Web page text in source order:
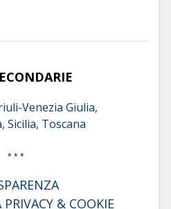
Venezia Giulia,
Sicilia, Toscana
* * *
& COOKIE